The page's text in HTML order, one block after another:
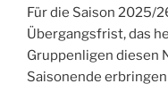
Für die Saison 2025/
Übergangsfrist, das
Gruppenligen diesen
Saisonende